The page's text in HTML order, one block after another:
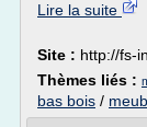
Lire la suite
Site : http://fs-
Thèmes liés :
bas bois /